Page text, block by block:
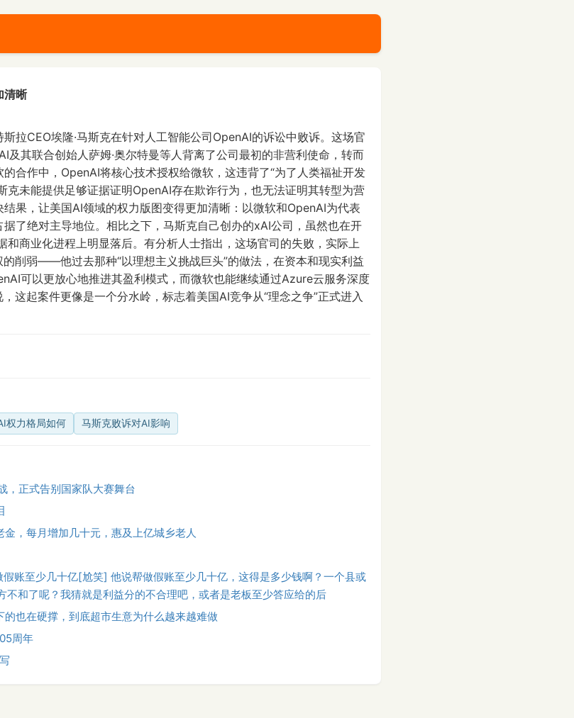
清晰
拉CEO埃隆·马斯克在针对人工智能公司OpenAI的诉讼中败诉。这场官
及其联合创始人萨姆·奥尔特曼等人背离了公司最初的非营利使命，转而
合作中，OpenAI将核心技术授权给微软，这违背了“为了人类福祉开发
克未能提供足够证据证明OpenAI存在欺诈行为，也无法证明其转型为营
果，让美国AI领域的权力版图变得更加清晰：以微软和OpenAI为代表
了绝对主导地位。相比之下，马斯克自己创办的xAI公司，虽然也在开
和商业化进程上明显落后。有分析人士指出，这场官司的失败，实际上
削弱——他过去那种“以理想主义挑战巨头”的做法，在资本和现实利益
可以更放心地推进其盈利模式，而微软也能继续通过Azure云服务深度
这起案件更像是一个分水岭，标志着美国AI竞争从“理念之争”正式进入
权力格局如何 马斯克败诉对AI影响
，正式告别国家队大赛舞台
，每月增加几十元，惠及上亿城乡老人
账至少几十亿[尬笑] 他说帮做假账至少几十亿，这得是多少钱啊？一个县或
和了呢？我猜就是利益分的不合理吧，或者是老板至少答应给的后
也在硬撑，到底超市生意为什么越来越难做
周年